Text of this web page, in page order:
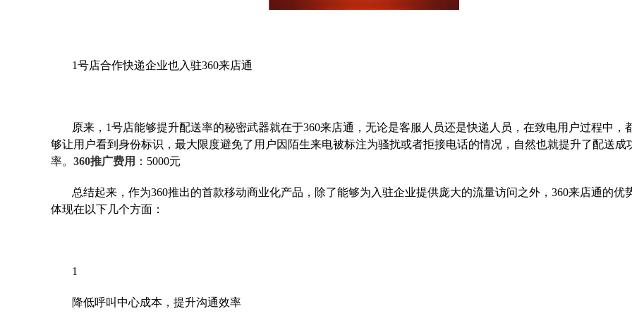
1号店合作快递企业也入驻360来店通
原来，1号店能够提升配送率的秘密武器就在于360来店通，无论是客服人员还是快递人员，在致电用户过程中，
够让用户看到身份标识，最大限度避免了用户因陌生来电被标注为骚扰或者拒接电话的情况，自然也就提升了配送成
率。 360推广费用 ：5000元
总结起来，作为360推出的首款移动商业化产品，除了能够为入驻企业提供庞大的流量访问之外，360来店通的优
体现在以下几个方面：
1
降低呼叫中心成本，提升沟通效率